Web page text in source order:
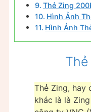
Thẻ Zing
Hình Ảnh
Hình Ảnh
Thẻ
Thẻ Zing, hay
khác là là